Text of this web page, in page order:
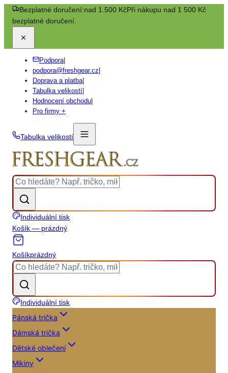
Bezplatné doručení:nad 1.500 KčPři nákupu nad 1 500 Kč
bezplatné doručení.
Podpora|
podpora@freshgear.cz
Doprava a platba|
Tabulka velikostí
Hodnocení obchodu
Pro firmy +
Tabulka velikostí
Individuální tisk
Košík — prázdný
Košíkprázdný
Individuální tisk
Pánská trička
Dámská trička
Dětské oblečení
Mikiny